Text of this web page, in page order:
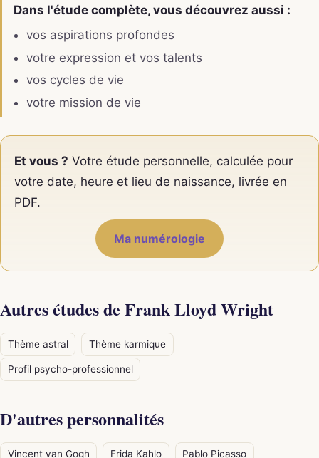
Dans l'étude complète, vous découvrez aussi :
vos aspirations profondes
votre expression et vos talents
vos cycles de vie
votre mission de vie
Et vous ? Votre étude personnelle, calculée pour
votre date, heure et lieu de naissance, livrée en
PDF.
Ma numérologie
Autres études de Frank Lloyd Wright
Thème astral Thème karmique
Profil psycho-professionnel
D'autres personnalités
Vincent van Gogh Frida Kahlo Pablo Picasso